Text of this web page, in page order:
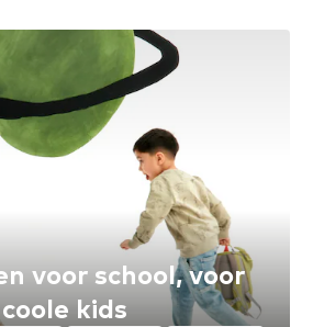
voor school, voor
coole kids